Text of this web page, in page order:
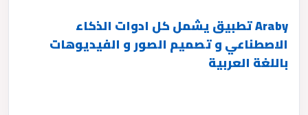
Araby تطبيق يشمل كل ادوات الذكاء
الاصطناعي و تصميم الصور و الفيديوهات
باللغة العربية